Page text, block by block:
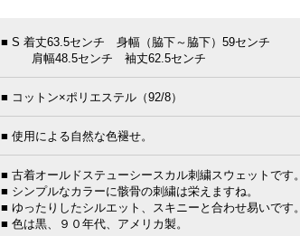
■ S 着丈63.5センチ 身幅（脇下～脇下）59センチ
肩幅48.5センチ 袖丈62.5センチ
■ コットン×ポリエステル（92/8）
■ 使用による自然な色褪せ。
■ 古着オールドステューシースカル刺繍スウェットです。
■ シンプルなカラーに骸骨の刺繍は栄えますね。
■ ゆったりしたシルエット、スキニーと合わせ易いです。
■ 色は黒、９０年代、アメリカ製。